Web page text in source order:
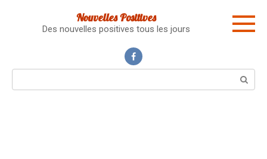
Nouvelles Positives
Des nouvelles positives tous les jours